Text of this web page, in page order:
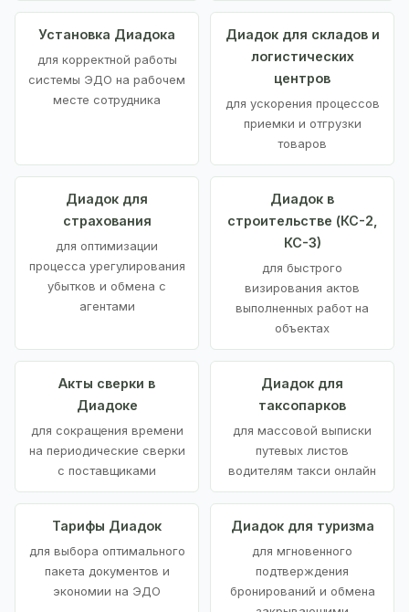
Установка Диадока
для корректной работы
системы ЭДО на рабочем
месте сотрудника
Диадок для складов и
логистических
центров
для ускорения процессов
приемки и отгрузки
товаров
Диадок для
страхования
для оптимизации
процесса урегулирования
убытков и обмена с
агентами
Диадок в
строительстве (КС-2,
КС-3)
для быстрого
визирования актов
выполненных работ на
объектах
Акты сверки в
Диадоке
для сокращения времени
на периодические сверки
с поставщиками
Диадок для
таксопарков
для массовой выписки
путевых листов
водителям такси онлайн
Тарифы Диадок
для выбора оптимального
пакета документов и
экономии на ЭДО
Диадок для туризма
для мгновенного
подтверждения
бронирований и обмена